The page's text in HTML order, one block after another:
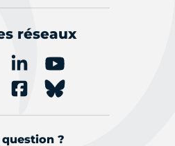
réseaux
question ?